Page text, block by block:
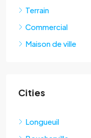
Terrain
Commercial
Maison de ville
Cities
Longueuil